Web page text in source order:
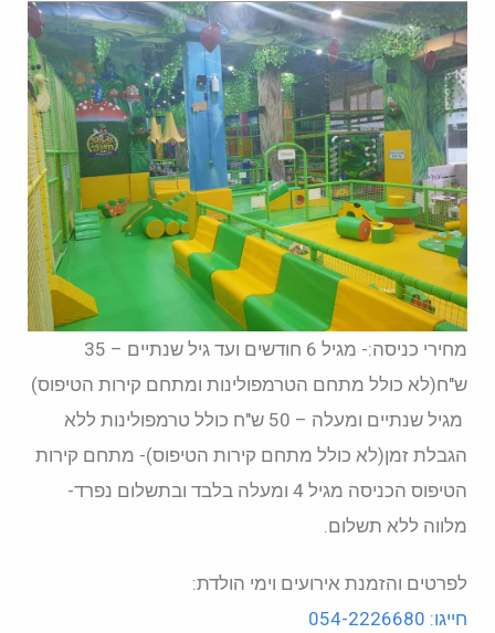
מחירי כניסה:- מגיל 6 חודשים ועד גיל שנתיים – 35
ש"ח(לא כולל מתחם הטרמפולינות ומתחם קירות הטיפוס)
מגיל שנתיים ומעלה – 50 ש"ח כולל טרמפולינות ללא
הגבלת זמן(לא כולל מתחם קירות הטיפוס)- מתחם קירות
הטיפוס הכניסה מגיל 4 ומעלה בלבד ובתשלום נפרד-
מלווה ללא תשלום.
לפרטים והזמנת אירועים וימי הולדת:
חייגו: 054-2226680